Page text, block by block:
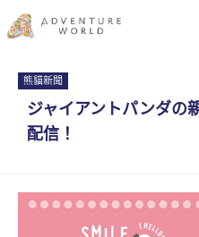
熊貓新聞
ジャイアントパンダの
配信！